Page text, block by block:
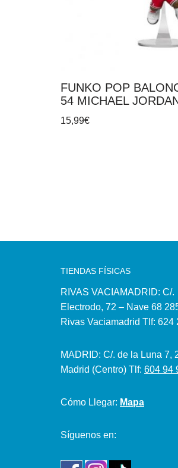
FUNKO POP
54 MICHAEL
15,99€
TIENDAS FÍSICAS
RIVAS VACIAMADRID: C/.
Electrodo, 72 – Nave 68
Rivas Vaciamadrid Tlf: 624
MADRID: C/. de la Luna 7,
Madrid (Centro) Tlf: 604 94
Cómo Llegar: Mapa
Síguenos en: